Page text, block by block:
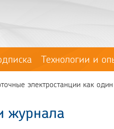
Технологии и
электростанции как один
журнала